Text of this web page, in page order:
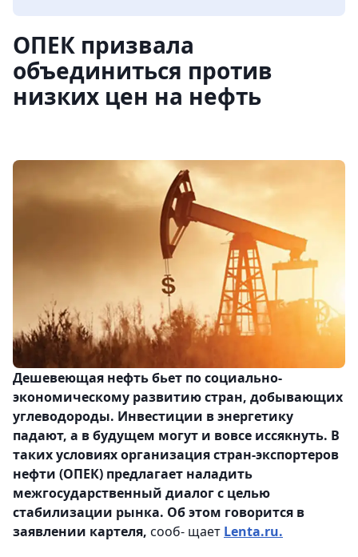
ОПЕК призвала
объединиться против
низких цен на нефть
Дешевеющая нефть бьет по социально-
экономическому развитию стран, добывающих
углеводороды. Инвестиции в энергетику
падают, а в будущем могут и вовсе иссякнуть. В
таких условиях организация стран-экспортеров
нефти (ОПЕК) предлагает наладить
межгосударственный диалог с целью
стабилизации рынка. Об этом говорится в
заявлении картеля, сооб- щает Lenta.ru.